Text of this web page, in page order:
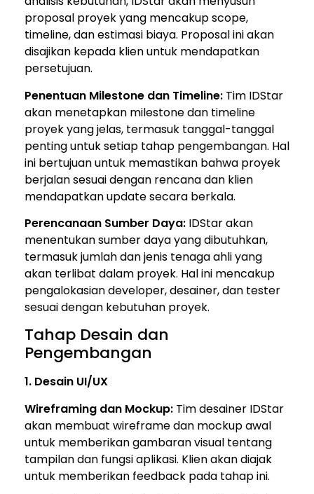
proposal proyek yang mencakup scope,
timeline, dan estimasi biaya. Proposal ini akan
disajikan kepada klien untuk mendapatkan
persetujuan.
Penentuan Milestone dan Timeline: Tim IDStar
akan menetapkan milestone dan timeline
proyek yang jelas, termasuk tanggal-tanggal
penting untuk setiap tahap pengembangan. Hal
ini bertujuan untuk memastikan bahwa proyek
berjalan sesuai dengan rencana dan klien
mendapatkan update secara berkala.
Perencanaan Sumber Daya: IDStar akan
menentukan sumber daya yang dibutuhkan,
termasuk jumlah dan jenis tenaga ahli yang
akan terlibat dalam proyek. Hal ini mencakup
pengalokasian developer, desainer, dan tester
sesuai dengan kebutuhan proyek.
Tahap Desain dan
Pengembangan
1. Desain UI/UX
Wireframing dan Mockup: Tim desainer IDStar
akan membuat wireframe dan mockup awal
untuk memberikan gambaran visual tentang
tampilan dan fungsi aplikasi. Klien akan diajak
untuk memberikan feedback pada tahap ini.